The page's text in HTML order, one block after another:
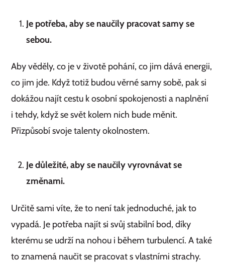
Je potřeba, aby se naučily pracovat samy se
sebou.
Aby věděly, co je v životě pohání, co jim dává energii,
co jim jde. Když totiž budou věrné samy sobě, pak si
dokážou najít cestu k osobní spokojenosti a naplnění
i tehdy, když se svět kolem nich bude měnit.
Přizpůsobí svoje talenty okolnostem.
Je důležité, aby se naučily vyrovnávat se
změnami.
Určitě sami víte, že to není tak jednoduché, jak to
vypadá. Je potřeba najít si svůj stabilní bod, díky
kterému se udrží na nohou i během turbulencí. A také
to znamená naučit se pracovat s vlastními strachy.